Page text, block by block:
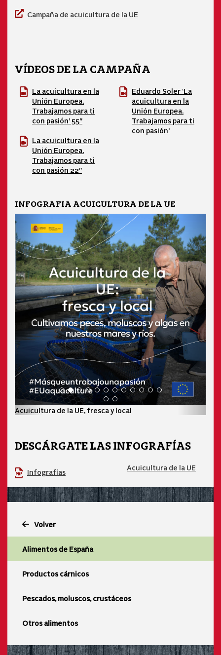
Campaña de acuicultura de la UE
VÍDEOS DE LA CAMPAÑA
La acuicultura en la
Unión Europea.
Trabajamos para ti
con pasión’ 55"
La acuicultura en la
Unión Europea.
Trabajamos para ti
con pasión 22"
Eduardo Soler ‘La
acuicultura en la
Unión Europea.
Trabajamos para ti
con pasión’
INFOGRAFIA ACUICULTURA DE LA UE
Acuicultura de la UE, fresca y local
DESCÁRGATE LAS INFOGRAFÍAS
Infografías Acuicultura de la UE
Volver
Alimentos de España
Productos cárnicos
Pescados, moluscos, crustáceos
Otros alimentos